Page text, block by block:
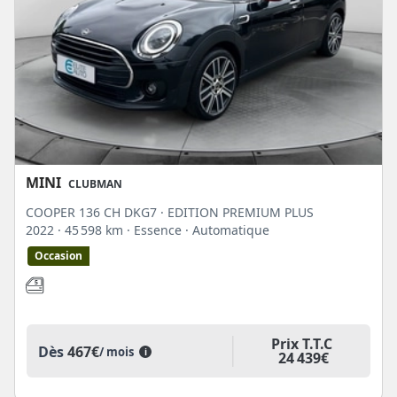
MINI CLUBMAN
COOPER 136 CH DKG7 · EDITION PREMIUM PLUS
2022 · 45 598 km · Essence · Automatique
Occasion
Dès467€/ mois i Prix T.T.C
24 439€